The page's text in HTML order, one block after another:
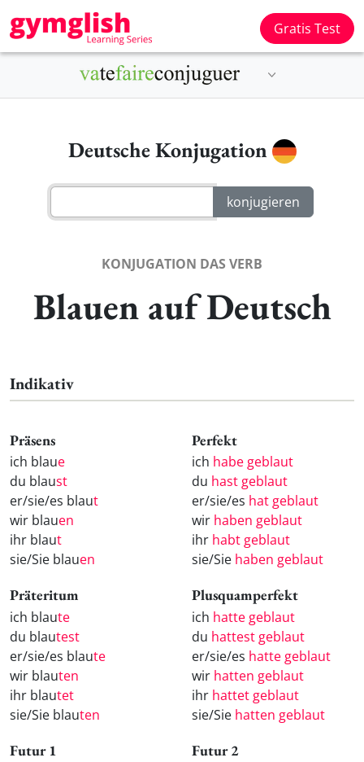
Gratis Test
Deutsche Konjugation
KONJUGATION DAS VERB
Blauen auf Deutsch
Indikativ
Präsens
ich blaue
du blaust
er/sie/es blaut
wir blauen
ihr blaut
sie/Sie blauen
Perfekt
ich habe geblaut
du hast geblaut
er/sie/es hat geblaut
wir haben geblaut
ihr habt geblaut
sie/Sie haben geblaut
Präteritum
ich blaute
du blautest
er/sie/es blaute
wir blauten
ihr blautet
sie/Sie blauten
Plusquamperfekt
ich hatte geblaut
du hattest geblaut
er/sie/es hatte geblaut
wir hatten geblaut
ihr hattet geblaut
sie/Sie hatten geblaut
Futur 1 Futur 2